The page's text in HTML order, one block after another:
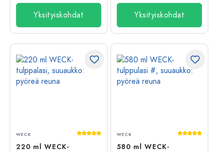
Yksityiskohdat Yksityiskohdat
Keskimääräinen arvosana 5 5 tähdestä
WECK
220 ml WECK-
WECK
580 ml WECK-